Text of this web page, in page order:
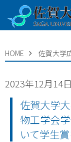
HOME 佐賀大学
2023年12月14日
佐賀大学
物工学会
いて学生